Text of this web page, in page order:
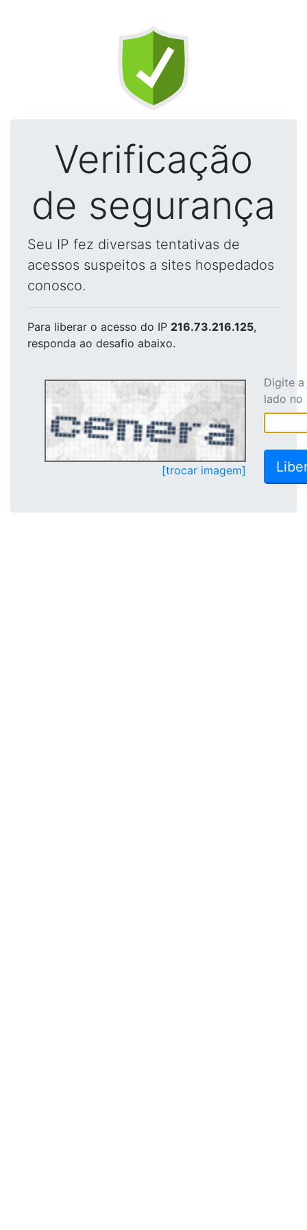
Verificação
de segurança
Seu IP fez diversas tentativas de
acessos suspeitos a sites hospedados
conosco.
Para liberar o acesso do IP 216.73.216.125,
responda ao desafio abaixo.
[trocar imagem]
Digite
lado no